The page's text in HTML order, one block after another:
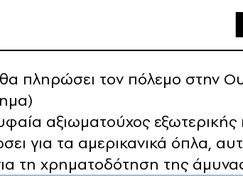
πληρώσει τον πόλεμο στην
αξιωματούχος εξωτερικής
για τα αμερικανικά όπλα,
τη χρηματοδότηση της